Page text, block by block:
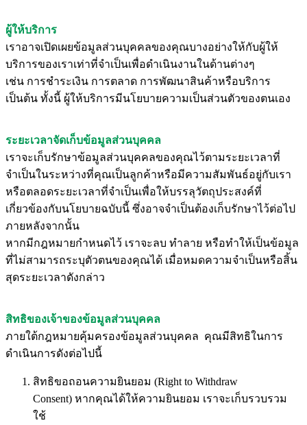
ผู้ให้บริการ
เราอาจเปิดเผยข้อมูลส่วนบุคคลของคุณบางอย่างให้กับผู้ให้
บริการของเราเท่าที่จำเป็นเพื่อดำเนินงานในด้านต่างๆ
เช่น การชำระเงิน การตลาด การพัฒนาสินค้าหรือบริการ
เป็นต้น ทั้งนี้ ผู้ให้บริการมีนโยบายความเป็นส่วนตัวของตนเอง
ระยะเวลาจัดเก็บข้อมูลส่วนบุคคล
เราจะเก็บรักษาข้อมูลส่วนบุคคลของคุณไว้ตามระยะเวลาที่
จำเป็นในระหว่างที่คุณเป็นลูกค้าหรือมีความสัมพันธ์อยู่กับเรา
หรือตลอดระยะเวลาที่จำเป็นเพื่อให้บรรลุวัตถุประสงค์ที่
เกี่ยวข้องกับนโยบายฉบับนี้ ซึ่งอาจจำเป็นต้องเก็บรักษาไว้ต่อไป
ภายหลังจากนั้น
หากมีกฎหมายกำหนดไว้ เราจะลบ ทำลาย หรือทำให้เป็นข้อมูล
ที่ไม่สามารถระบุตัวตนของคุณได้ เมื่อหมดความจำเป็นหรือสิ้น
สุดระยะเวลาดังกล่าว
สิทธิของเจ้าของข้อมูลส่วนบุคคล
ภายใต้กฎหมายคุ้มครองข้อมูลส่วนบุคคล คุณมีสิทธิในการ
ดำเนินการดังต่อไปนี้
สิทธิขอถอนความยินยอม (Right to Withdraw
Consent) หากคุณได้ให้ความยินยอม เราจะเก็บรวบรวม
ใช้